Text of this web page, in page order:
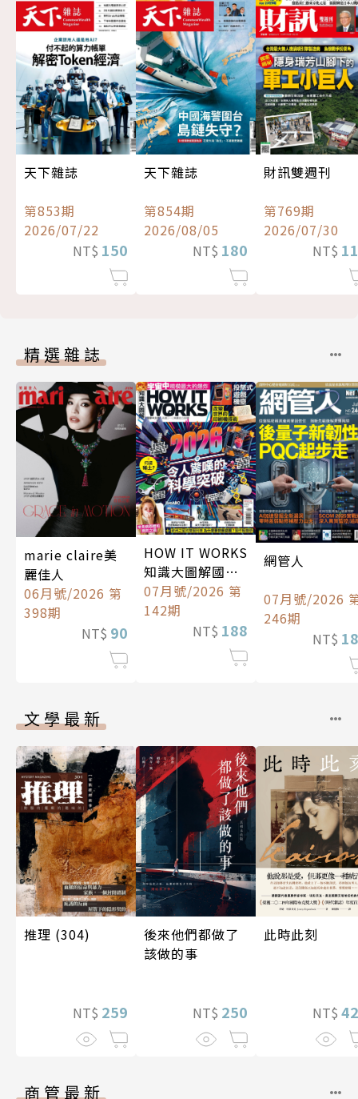
天下雜誌
第853期
2026/07/22
NT$ 150
天下雜誌
第854期
2026/08/05
NT$ 180
財訊雙週刊
第769期
2026/07/30
NT$
精選雜誌
marie claire美
麗佳人
06月號/2026 第
398期
NT$ 90
HOW IT WORKS
知識大圖解國際
中文版
07月號/2026 第
142期
NT$ 188
網管人
07月號/2026
246期
NT$
文學最新
推理 (304)
NT$ 259
後來他們都做了
該做的事
NT$ 250
此時此刻
NT$
商管最新